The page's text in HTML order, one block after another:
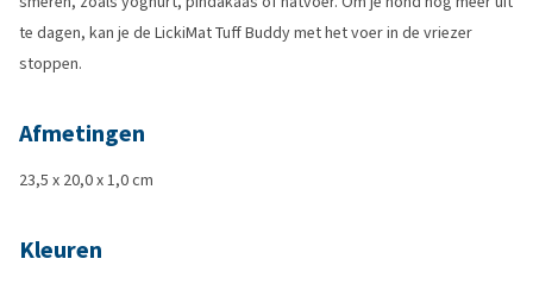
te dagen, kan je de LickiMat Tuff Buddy met het voer in de vriezer
stoppen.
Afmetingen
23,5 x 20,0 x 1,0 cm
Kleuren